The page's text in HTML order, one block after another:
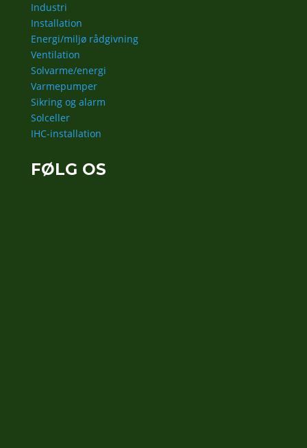
Industri
Installation
Energi/miljø rådgivning
Ventilation
Solvarme/energi
Varmepumper
Sikring og alarm
Solceller
IHC-installation
FØLG OS